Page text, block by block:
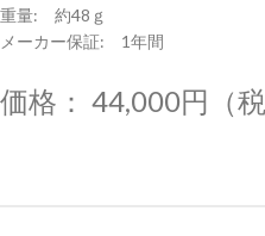
重量: 約48ｇ
メーカー保証: 1年間
価格： 44,000円（税